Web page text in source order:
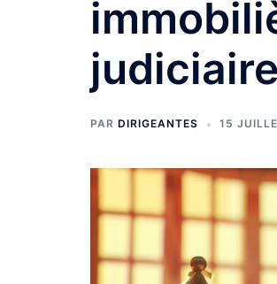
PAR DIRIGEANTES 15